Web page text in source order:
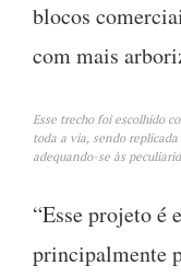
blocos
com mais
Esse trecho foi escolhido
toda a via, sendo
adequando-se às
“Esse projeto é
principalmente